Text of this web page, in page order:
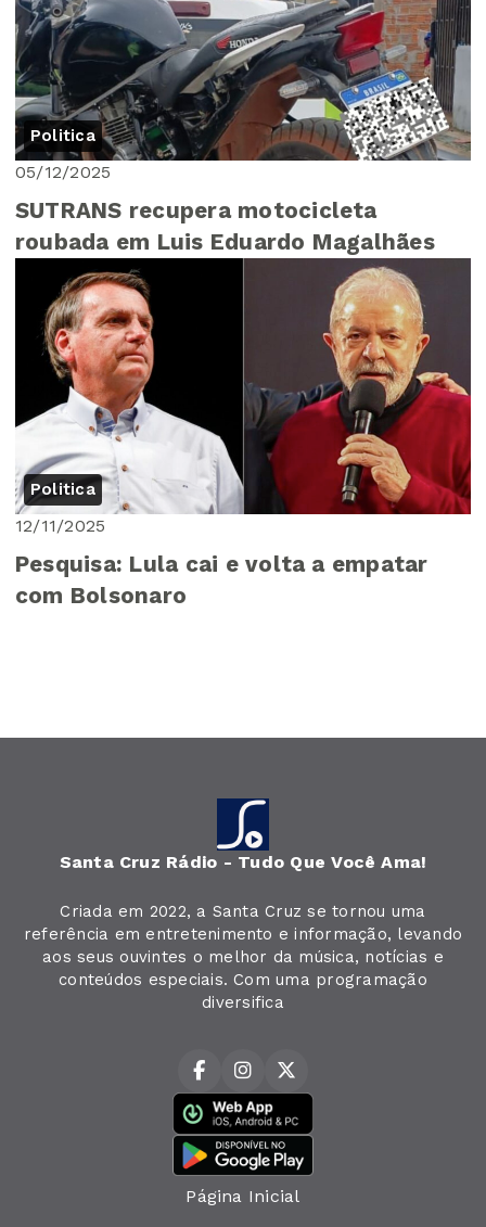
Politica
05/12/2025
SUTRANS recupera motocicleta
roubada em Luis Eduardo Magalhães
Politica
12/11/2025
Pesquisa: Lula cai e volta a empatar
com Bolsonaro
Santa Cruz Rádio - Tudo Que Você Ama!
Criada em 2022, a Santa Cruz se tornou uma
referência em entretenimento e informação, levando
aos seus ouvintes o melhor da música, notícias e
conteúdos especiais. Com uma programação
diversifica
Página Inicial